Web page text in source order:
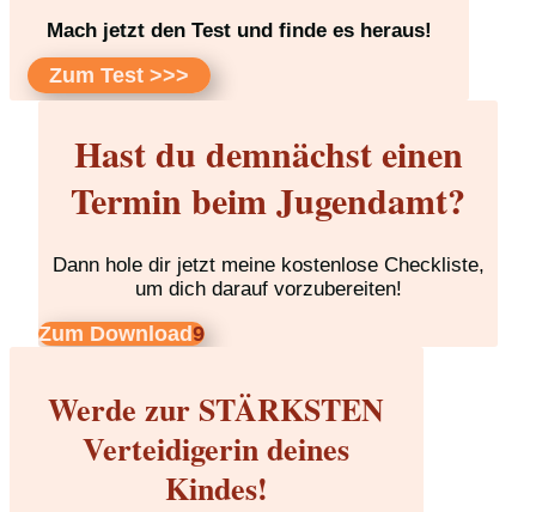
Mach jetzt den Test und finde es heraus!
Zum Test >>>
Hast du demnächst einen
Termin beim Jugendamt?
Dann hole dir jetzt meine kostenlose Checkliste,
um dich darauf vorzubereiten!
Zum Download
Werde zur STÄRKSTEN
Verteidigerin deines
Kindes!